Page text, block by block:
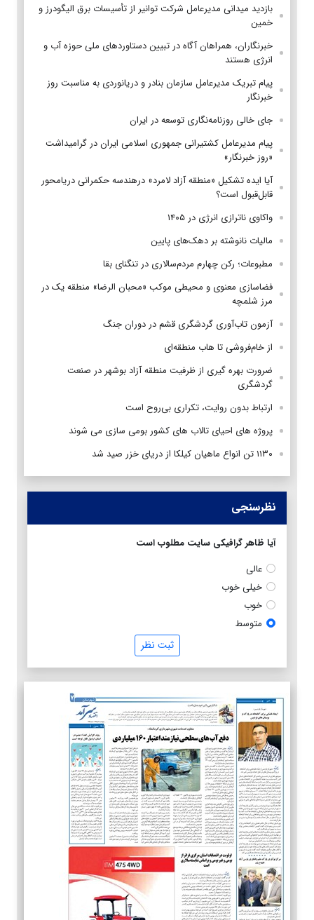
بازدید میدانی مدیرعامل شرکت توانیر از تأسیسات برق الیگودرز و
خمین
خبرنگاران، همراهان آگاه در تبیین دستاوردهای ملی حوزه آب و
انرژی هستند
پیام تبریک مدیرعامل سازمان بنادر و دریانوردی به مناسبت روز
خبرنگار
جای خالی روزنامه‌نگاری توسعه در ایران
پیام مدیرعامل کشتیرانی جمهوری اسلامی ایران در گرامیداشت
«روز خبرنگار»
آیا ایده تشکیل «منطقه آزاد لامرد» درهندسه حکمرانی دریامحور
قابل‌قبول است؟
واکاوی ناترازی انرژی در ۱۴۰۵
مالیات نانوشته بر دهک‌های پایین
مطبوعات؛ رکن چهارم مردم‌سالاری در تنگنای بقا
فضاسازی معنوی و محیطی موکب «محبان الرضا» منطقه یک در
مرز شلمچه
آزمون تاب‌آوری گردشگری قشم در دوران جنگ
از خام‌فروشی تا هاب منطقه‌ای
ضرورت بهره گیری از ظرفیت منطقه آزاد بوشهر در صنعت
گردشگری
ارتباط بدون روایت، تکراری بی‌روح است
پروژه های احیای تالاب های کشور بومی سازی می شوند
۱۱۳۰ تن انواع ماهیان کیلکا از دریای خزر صید شد
نظرسنجی
آیا ظاهر گرافیکی سایت مطلوب است
عالی
خیلی خوب
خوب
متوسط
ثبت نظر